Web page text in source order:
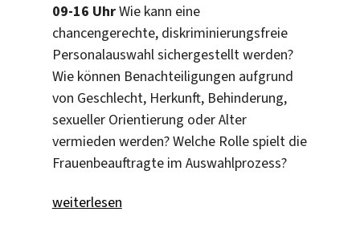
09-16 UhrWie kann eine
chancengerechte, diskriminierungsfreie
Personalauswahl sichergestellt werden?
Wie können Benachteiligungen aufgrund
von Geschlecht, Herkunft, Behinderung,
sexueller Orientierung oder Alter
vermieden werden? Welche Rolle spielt die
Frauenbeauftragte im Auswahlprozess?
„Personalauswahl: gender- & diversitygerecht“
weiterlesen